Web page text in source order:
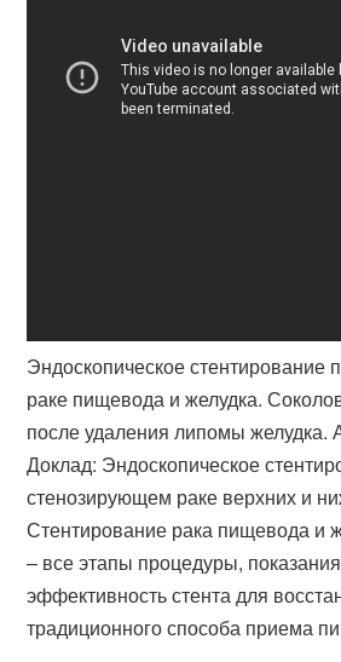
Эндоскопическое стентирование
раке пищевода и желудка.
после удаления липомы желудка.
Доклад‬: Эндоскопическое
стенозирующем ‪‎раке‬ верхних и
Стентирование рака пищевода и
– все этапы процедуры,
эффективность стента для
традиционного способа приема